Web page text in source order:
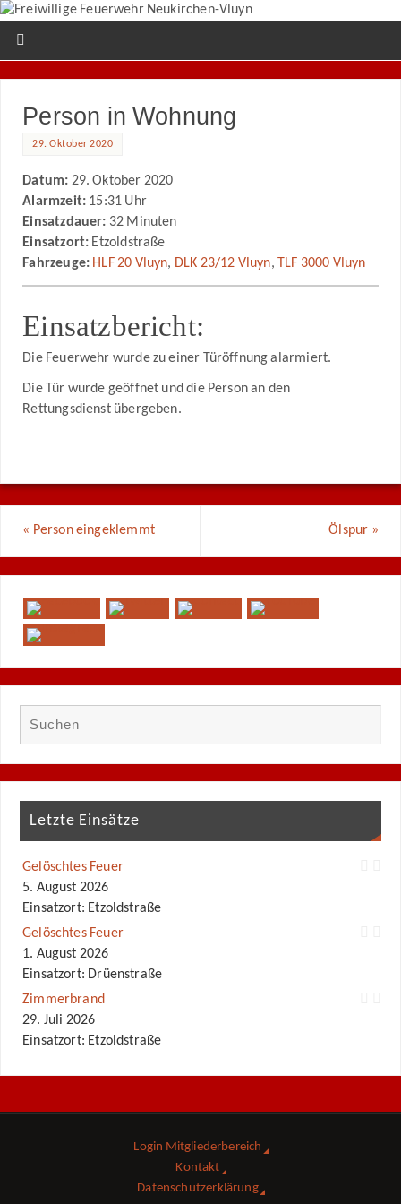
Person in Wohnung
29. Oktober 2020
Datum: 29. Oktober 2020
Alarmzeit: 15:31 Uhr
Einsatzdauer: 32 Minuten
Einsatzort: Etzoldstraße
Fahrzeuge: HLF 20 Vluyn, DLK 23/12 Vluyn, TLF 3000 Vluyn
Einsatzbericht:
Die Feuerwehr wurde zu einer Türöffnung alarmiert.
Die Tür wurde geöffnet und die Person an den
Rettungsdienst übergeben.
« Person eingeklemmt Ölspur »
Letzte Einsätze
Gelöschtes Feuer
5. August 2026
Einsatzort: Etzoldstraße
Gelöschtes Feuer
1. August 2026
Einsatzort: Drüenstraße
Zimmerbrand
29. Juli 2026
Einsatzort: Etzoldstraße
Login Mitgliederbereich
Kontakt
Datenschutzerklärung